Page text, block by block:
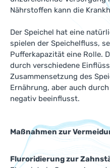
Nährstoffen kann die
Der Speichel hat eine
spielen der Speichelfluss,
Pufferkapazität eine Rolle.
durch verschiedene
Zusammensetzung des
Ernährung, aber auch
negativ beeinflusst.
Maßnahmen zur
Fluroridierung zur